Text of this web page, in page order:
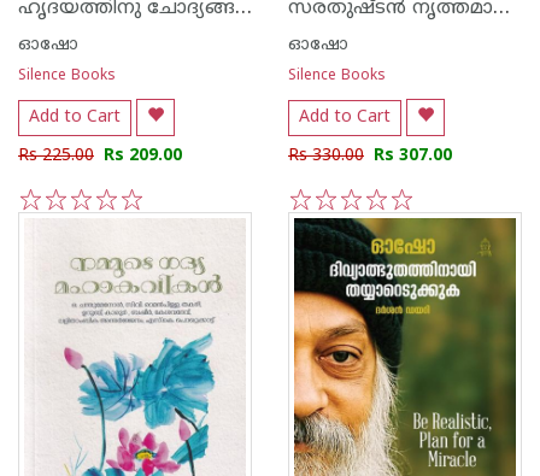
ഹൃദയത്തിനു ചോദ്യങ്ങള്‍ ഇല്ല
ഓഷോ
Silence Books
Add to Cart
Rs 225.00 Rs 209.00
4
3
2
സരതുഷ്ട‌ന്‍ നൃത്തമാടുന്ന ദൈവം
ഓഷോ
Silence Books
Add to Cart
Rs 330.00 Rs 307.00
5
4
3
2
1